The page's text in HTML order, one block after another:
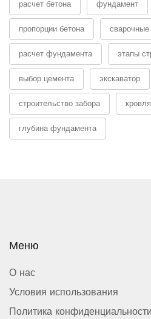
расчет бетона фундамент
пропорции бетона
расчет фундамента этапы
выбор цемента экскаватор
строительство забора кровля
глубина фундамента
Меню
О нас
Условия использования
Политика конфиденциальности